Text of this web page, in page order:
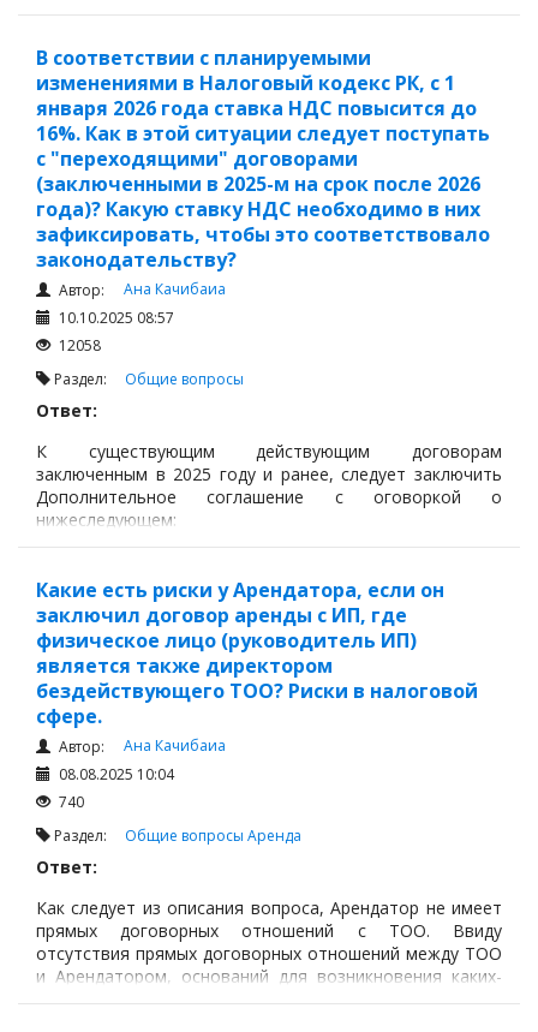
В соответствии с планируемыми
изменениями в Налоговый кодекс РК, с 1
января 2026 года ставка НДС повысится до
16%. Как в этой ситуации следует поступать
с "переходящими" договорами
(заключенными в 2025-м на срок после 2026
года)? Какую ставку НДС необходимо в них
зафиксировать, чтобы это соответствовало
законодательству?
Автор:
Ана Качибаиа
10.10.2025 08:57
12058
Раздел: Общие вопросы
Ответ:
К существующим действующим договорам
заключенным в 2025 году и ранее, следует заключить
Дополнительное соглашение с оговоркой о
нижеследующем:
Какие есть риски у Арендатора, если он
заключил договор аренды с ИП, где
физическое лицо (руководитель ИП)
является также директором
бездействующего ТОО? Риски в налоговой
сфере.
Автор:
Ана Качибаиа
08.08.2025 10:04
740
Раздел: Общие вопросы Аренда
Ответ:
Как следует из описания вопроса, Арендатор не имеет
прямых договорных отношений с ТОО. Ввиду
отсутствия прямых договорных отношений между ТОО
и Арендатором, оснований для возникновения каких-
либо рисков со стороны ТОО не усматриваются.